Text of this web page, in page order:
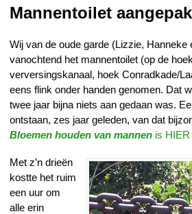
Mannentoilet
Wij van de oude garde (Lizzie, Hanneke
vanochtend het mannentoilet (op de
verversingskanaal, hoek Conradkade/
eens flink onder handen genomen. Dat
twee jaar bijna niets aan gedaan was.
ontstaan, zes jaar geleden, van dat
Bloemen houden van mannen is
Met z’n drieën
kostte het ruim
een uur om
alle erin